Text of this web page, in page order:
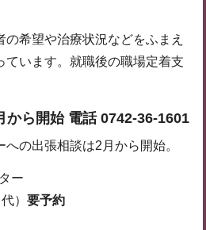
希望や治療状況などをふまえ
ています。就職後の職場定着支
から開始電話 0742-36-1601
の出張相談は2月から開始。
ー
） 要予約